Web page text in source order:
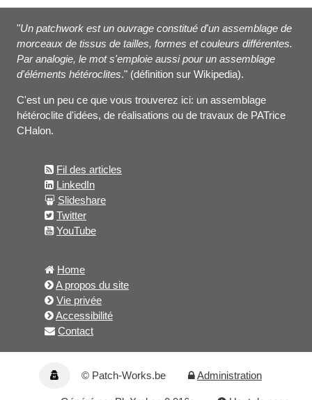
"Un patchwork est un ouvrage constitué d'un assemblage de
morceaux de tissus de tailles, formes et couleurs différentes.
Par analogie, le mot s'emploie aussi pour un assemblage
d'éléments hétéroclites." (définition sur Wikipedia).
C'est un peu ce que vous trouverez ici: un assemblage
hétéroclite d'idées, de réalisations ou de travaux de PATrice
CHalon.
Fil des articles
LinkedIn
Slideshare
Twitter
YouTube
Home
A propos du site
Vie privée
Accessibilité
Contact
© Patch-Works.be Administration